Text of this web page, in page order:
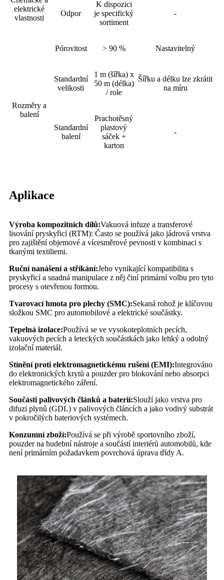
elektrické
vlastnosti
Odpor
K dispozici
je specifický
sortiment
-
Pórovitost > 90 % Nastavitelný
Rozměry a
balení
Standardní
velikosti
1 m (šířka) x
50 m (délka)
/ role
Šířku a délku lze zkrátit
na míru
Standardní
balení
Prachotěsný
plastový
sáček +
karton
-
Aplikace
Výroba kompozitních dílů:Vakuová infuze a transferové
lisování pryskyřicí (RTM): Často se používá jako jádrová vrstva
pro zajištění objemové a vícesměrové pevnosti v kombinaci s
tkanými textiliemi.
Ruční nanášení a stříkání:Jeho vynikající kompatibilita s
pryskyřicí a snadná manipulace z něj činí primární volbu pro tyto
procesy s otevřenou formou.
Tvarovací hmota pro plechy (SMC):Sekaná rohož je klíčovou
složkou SMC pro automobilové a elektrické součástky.
Tepelná izolace:Používá se ve vysokoteplotních pecích,
vakuových pecích a leteckých součástkách jako lehký a odolný
izolační materiál.
Stínění proti elektromagnetickému rušení (EMI):Integrováno
do elektronických krytů a pouzder pro blokování nebo absorpci
elektromagnetického záření.
Součásti palivových článků a baterií:Slouží jako vrstva pro
difuzi plynů (GDL) v palivových článcích a jako vodivý substrát
v pokročilých bateriových systémech.
Konzumní zboží:Používá se při výrobě sportovního zboží,
pouzder na hudební nástroje a součástí interiérů automobilů, kde
není primárním požadavkem povrchová úprava třídy A.